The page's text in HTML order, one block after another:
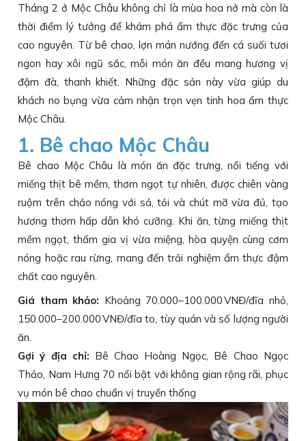
Tháng 2 ở Mộc Châu không chỉ là mùa hoa nở mà còn là
thời điểm lý tưởng để khám phá ẩm thực đặc trưng của
cao nguyên. Từ bê chao, lợn mán nướng đến cá suối tươi
ngon hay xôi ngũ sắc, mỗi món ăn đều mang hương vị
đậm đà, thanh khiết. Những đặc sản này vừa giúp du
khách no bụng vừa cảm nhận trọn vẹn tinh hoa ẩm thực
Mộc Châu.
1. Bê chao Mộc Châu
Bê chao Mộc Châu là món ăn đặc trưng, nổi tiếng với
miếng thịt bê mềm, thơm ngọt tự nhiên, được chiên vàng
ruộm trên chảo nóng với sả, tỏi và chút mỡ vừa đủ, tạo
hương thơm hấp dẫn khó cưỡng. Khi ăn, từng miếng thịt
mềm ngọt, thấm gia vị vừa miệng, hòa quyện cùng cơm
nóng hoặc rau rừng, mang đến trải nghiệm ẩm thực đậm
chất cao nguyên.
Giá tham khảo: Khoảng 70.000–100.000 VNĐ/đĩa nhỏ,
150.000–200.000 VNĐ/đĩa to, tùy quán và số lượng người
ăn.
Gợi ý địa chỉ: Bê Chao Hoàng Ngọc, Bê Chao Ngọc
Thảo, Nam Hưng 70 nổi bật với không gian rộng rãi, phục
vụ món bê chao chuẩn vị truyền thống